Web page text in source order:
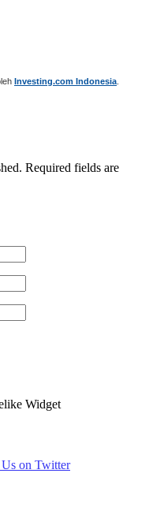
Investing.com Indonesia
Required fields are